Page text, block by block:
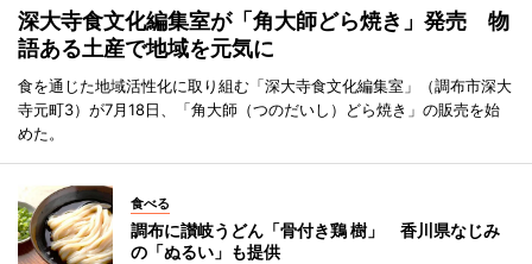
深大寺食文化編集室が「角大師どら焼き」発売 物
語ある土産で地域を元気に
食を通じた地域活性化に取り組む「深大寺食文化編集室」（調布市深大
寺元町3）が7月18日、「角大師（つのだいし）どら焼き」の販売を始
めた。
食べる
調布に讃岐うどん「骨付き鶏 樹」 香川県なじみ
の「ぬるい」も提供